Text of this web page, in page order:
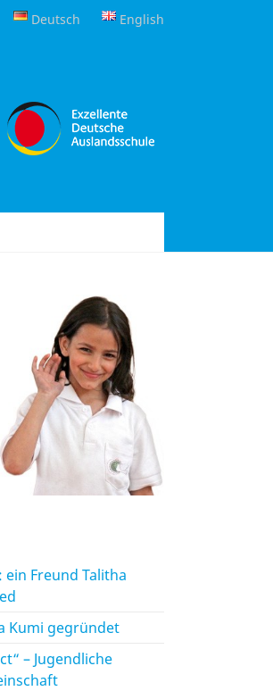
Deutsch English
ein Freund Talitha
Kumi gegründet
– Jugendliche